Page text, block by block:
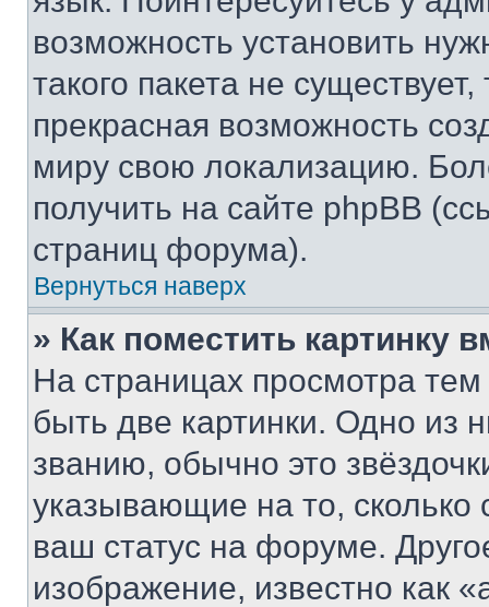
возможность установить
такого пакета не
прекрасная возможность
миру свою локализацию.
получить на сайте phpBB
страниц форума).
Вернуться наверх
» Как поместить картинку
На страницах просмотра
быть две картинки. Одно из
званию, обычно это
указывающие на то,
ваш статус на форуме.
изображение, известно как